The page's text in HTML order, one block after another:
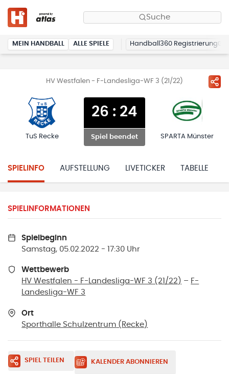
Suche
MEIN HANDBALL ALLE SPIELE Handball360 Registrierung
HV Westfalen - F-Landesliga-WF 3 (21/22)
TuS Recke
26 : 24
Spiel beendet SPARTA Münster
SPIELINFO AUFSTELLUNG LIVETICKER TABELLE
SPIELINFORMATIONEN
Spielbeginn
Samstag, 05.02.2022 - 17:30 Uhr
Wettbewerb
HV Westfalen - F-Landesliga-WF 3 (21/22) – F-
Landesliga-WF 3
Ort
Sporthalle Schulzentrum ( Recke)
SPIEL TEILEN KALENDER ABONNIEREN